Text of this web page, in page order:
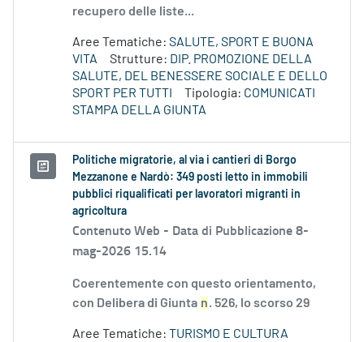
recupero delle liste...
Aree Tematiche: SALUTE, SPORT E BUONA
VITA
Strutture: DIP. PROMOZIONE DELLA
SALUTE, DEL BENESSERE SOCIALE E DELLO
SPORT PER TUTTI
Tipologia: COMUNICATI
STAMPA DELLA GIUNTA
Politiche migratorie, al via i cantieri di Borgo
Mezzanone e Nardò: 349 posti letto in immobili
pubblici riqualificati per lavoratori migranti in
agricoltura
Contenuto Web - Data di Pubblicazione 8-
mag-2026 15.14
Coerentemente con questo orientamento,
con Delibera di Giunta n. 526, lo scorso 29
Aree Tematiche: TURISMO E CULTURA